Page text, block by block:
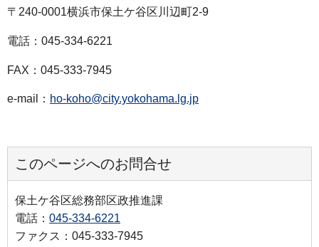
〒240-0001横浜市保土ケ谷区川辺町2-9
電話：045-334-6221
FAX：045-333-7945
e-mail： ho-koho@city.yokohama.lg.jp
このページへのお問合せ
保土ケ谷区総務部区政推進課
電話： 045-334-6221
ファクス：045-333-7945